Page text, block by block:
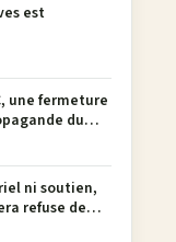
est
une fermeture
du
ni soutien,
refuse de